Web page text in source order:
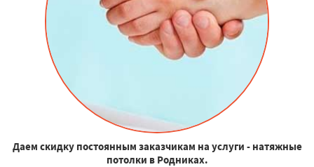
Даем скидку постоянным заказчикам на услуги - натяжные
потолки в Родниках.